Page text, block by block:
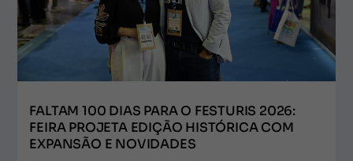
FALTAM 100 DIAS PARA O FESTURIS 2026:
FEIRA PROJETA EDIÇÃO HISTÓRICA COM
EXPANSÃO E NOVIDADES